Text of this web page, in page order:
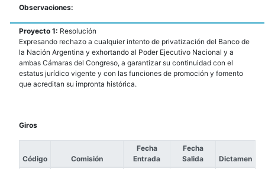
Observaciones:
Proyecto 1: Resolución
Expresando rechazo a cualquier intento de privatización del Banco de
la Nación Argentina y exhortando al Poder Ejecutivo Nacional y a
ambas Cámaras del Congreso, a garantizar su continuidad con el
estatus jurídico vigente y con las funciones de promoción y fomento
que acreditan su impronta histórica.
Giros
Código Comisión
Fecha
Entrada
Fecha
Salida
Dictamen